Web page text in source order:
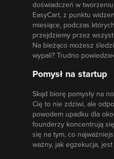
doświadczeń w
EasyCart, z punktu
miesiące, podczas
przejdziemy przez
Na bieżąco możesz
wypali? Trudno
Pomysł na startup
Skąd biorę pomysły na
Cię to nie zdziwi, ale
powodem upadku dla
founderzy koncentrują
się na tym, co
ważny, jak egzekucja,